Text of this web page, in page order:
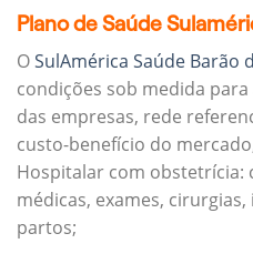
Plano de Saúde
OSulAmérica Saúde Barão
condições sob medida
das empresas, rede
custo-benefício do
Hospitalar com
médicas, exames,
partos;